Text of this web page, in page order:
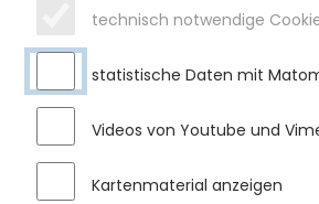
technisch notwendige
statistische Daten mit
Videos von Youtube und
Kartenmaterial anzeigen